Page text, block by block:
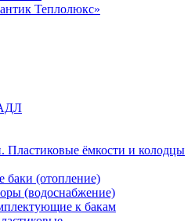
Теплолюкс»
Пластиковые ёмкости и колодцы
баки (отопление)
(водоснабжение)
к бакам